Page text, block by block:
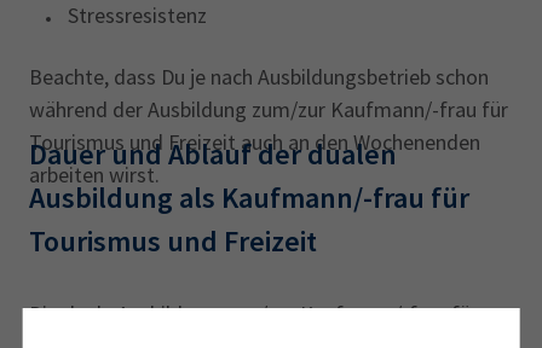
Stressresistenz
Beachte, dass Du je nach Ausbildungsbetrieb schon
während der Ausbildung zum/zur Kaufmann/-frau für
Tourismus und Freizeit auch an den Wochenenden
arbeiten wirst.
Dauer und Ablauf der dualen
Ausbildung als Kaufmann/-frau für
Tourismus und Freizeit
Die duale Ausbildung zum/zur Kaufmann/-frau für